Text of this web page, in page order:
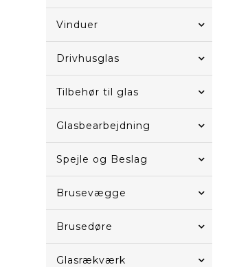
Vinduer
Drivhusglas
Tilbehør til glas
Glasbearbejdning
Spejle og Beslag
Brusevægge
Brusedøre
Glasrækværk